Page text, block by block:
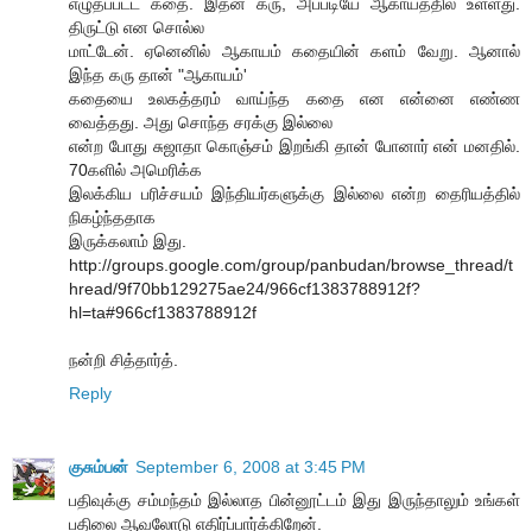
திருட்டு என சொல்ல
மாட்டேன். ஏனெனில் ஆகாயம் கதையின் களம் வேறு. ஆனால்
இந்த கரு தான் "ஆகாயம்'
கதையை உலகத்தரம் வாய்ந்த கதை என என்னை எண்ண
வைத்தது. அது சொந்த சரக்கு இல்லை
என்ற போது சுஜாதா கொஞ்சம் இறங்கி தான் போனார் என் மனதில்.
70களில் அமெரிக்க
இலக்கிய பரிச்சயம் இந்தியர்களுக்கு இல்லை என்ற தைரியத்தில்
நிகழ்ந்ததாக
இருக்கலாம் இது.
http://groups.google.com/group/panbudan/browse_thread/t
hread/9f70bb129275ae24/966cf1383788912f?
hl=ta#966cf1383788912f
நன்றி சித்தார்த்.
Reply
குசும்பன் September 6, 2008 at 3:45 PM
பதிவுக்கு சம்மந்தம் இல்லாத பின்னூட்டம் இது இருந்தாலும் உங்கள்
பதிலை ஆவலோடு எதிர்ப்பார்க்கிறேன்.